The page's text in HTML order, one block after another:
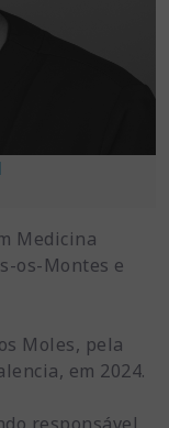
Medicina
os-Montes e
Moles, pela
em 2024.